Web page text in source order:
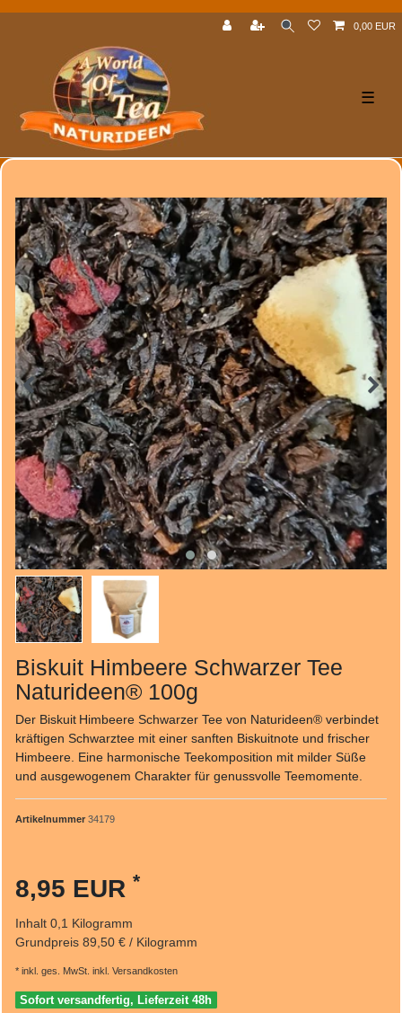
0,00 EUR
☰
Biskuit Himbeere Schwarzer Tee
Naturideen® 100g
Der Biskuit Himbeere Schwarzer Tee von Naturideen® verbindet
kräftigen Schwarztee mit einer sanften Biskuitnote und frischer
Himbeere. Eine harmonische Teekomposition mit milder Süße
und ausgewogenem Charakter für genussvolle Teemomente.
Artikelnummer 34179
8,95 EUR *
Inhalt 0,1 Kilogramm
Grundpreis 89,50 € / Kilogramm
* inkl. ges. MwSt. inkl. Versandkosten
Sofort versandfertig, Lieferzeit 48h